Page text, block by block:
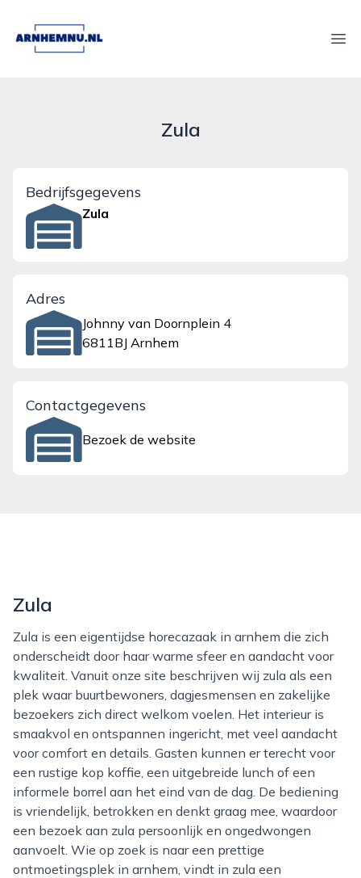
arnhemnu.nl
Zula
Bedrijfsgegevens
Zula
Adres
Johnny van Doornplein 4
6811BJ Arnhem
Contactgegevens
Bezoek de website
Zula
Zula is een eigentijdse horecazaak in arnhem die zich
onderscheidt door haar warme sfeer en aandacht voor
kwaliteit. Vanuit onze site beschrijven wij zula als een
plek waar buurtbewoners, dagjesmensen en zakelijke
bezoekers zich direct welkom voelen. Het interieur is
smaakvol en ontspannen ingericht, met veel aandacht
voor comfort en details. Gasten kunnen er terecht voor
een rustige kop koffie, een uitgebreide lunch of een
informele borrel aan het eind van de dag. De bediening
is vriendelijk, betrokken en denkt graag mee, waardoor
een bezoek aan zula persoonlijk en ongedwongen
aanvoelt. Wie op zoek is naar een prettige
ontmoetingsplek in arnhem, vindt in zula een